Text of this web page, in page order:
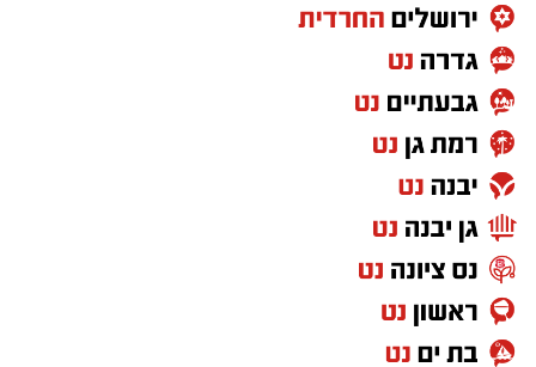
פשר המונח 'בך' אביון?.
וכי האביון הוא בי הרי האביון הוא זולתי? אלא
איזהו אביון שהוא 'בך' כלומר, שהוא תלוי בך בלבד,
שעיניו נשואות רק אליך, שהוא הכי קרוב אליך, זהו
בן הזוג שלך! והתורה ממשיכה: "לא תאמץ את
לבבך... כי פתח תפתח את ידך לו והעבט תעביטנו
די מחסורו אשר יחסר לו".
כלומר, אל תאמץ את לבך אלא פתח את לבך אליו,
מתי 'פתיחת הלב' נצרכת, דווקא לחלק ה"אחר
והשונה" שקיים בבן הזוג שלנו, להכיל את 'רגשותיו'